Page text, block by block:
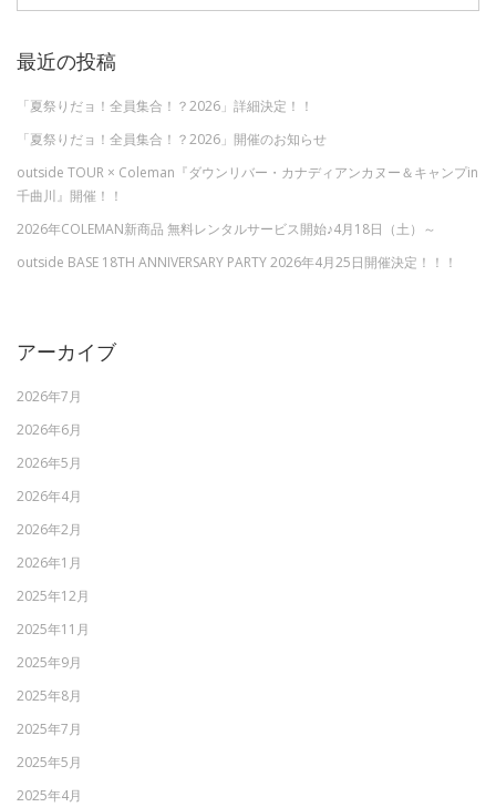
最近の投稿
「夏祭りだョ！全員集合！？2026」詳細決定！！
「夏祭りだョ！全員集合！？2026」開催のお知らせ
outside TOUR × Coleman『ダウンリバー・カナディアンカヌー＆キャンプin
千曲川』開催！！
2026年COLEMAN新商品 無料レンタルサービス開始♪4月18日（土）～
outside BASE 18TH ANNIVERSARY PARTY 2026年4月25日開催決定！！！
アーカイブ
2026年7月
2026年6月
2026年5月
2026年4月
2026年2月
2026年1月
2025年12月
2025年11月
2025年9月
2025年8月
2025年7月
2025年5月
2025年4月